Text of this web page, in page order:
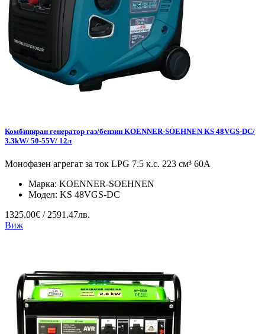
Комбиниран генератор газ/бензин KOENNER-SOEHNEN KS 48VGS-DC/
3.3kW/ 50-55V/ 12л
Монофазен агрегат за ток LPG 7.5 к.с. 223 см³ 60А
Марка: KOENNER-SOEHNEN
Модел: KS 48VGS-DC
1325.00€ / 2591.47лв.
Виж